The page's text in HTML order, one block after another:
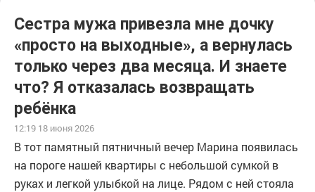
Сестра мужа привезла мне дочку
«просто на выходные», а вернулась
только через два месяца. И знаете
что? Я отказалась возвращать
ребёнка
12:19 18 июня 2026
В тот памятный пятничный вечер Марина появилась
на пороге нашей квартиры с небольшой сумкой в
руках и легкой улыбкой на лице. Рядом с ней стояла